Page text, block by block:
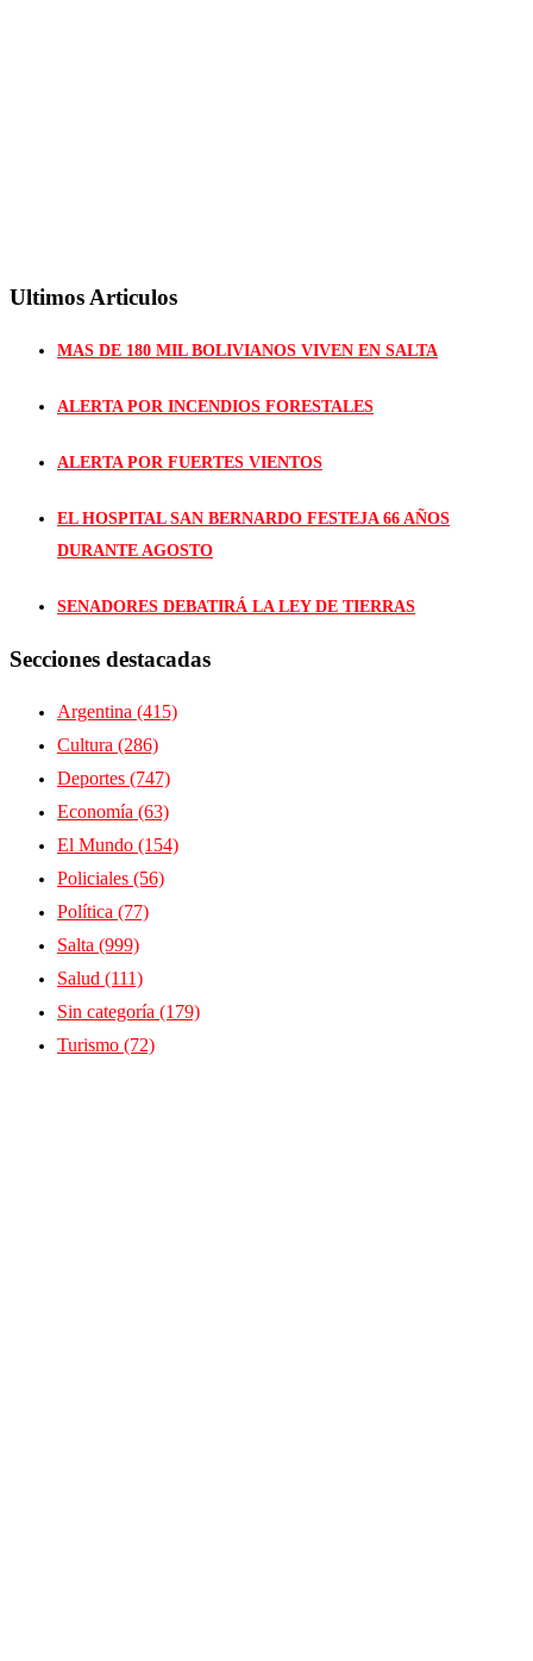
Ultimos Articulos
MAS DE 180 MIL BOLIVIANOS VIVEN EN SALTA
ALERTA POR INCENDIOS FORESTALES
ALERTA POR FUERTES VIENTOS
EL HOSPITAL SAN BERNARDO FESTEJA 66 AÑOS
DURANTE AGOSTO
SENADORES DEBATIRÁ LA LEY DE TIERRAS
Secciones destacadas
Argentina (415)
Cultura (286)
Deportes (747)
Economía (63)
El Mundo (154)
Policiales (56)
Política (77)
Salta (999)
Salud (111)
Sin categoría (179)
Turismo (72)